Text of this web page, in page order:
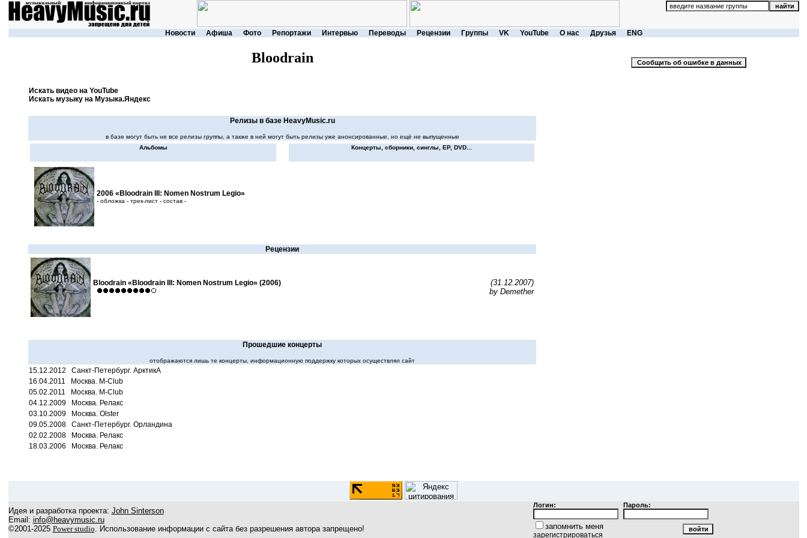
Новости Афиша Фото Репортажи Интервью Переводы Рецензии Группы VK YouTube О нас Друзья ENG
Bloodrain
Искать видео на YouTube
Искать музыку на Музыка.Яндекс
Релизы в базе HeavyMusic.ru
в базе могут быть не все релизы группы, а также в ней могут быть релизы уже анонсированные, но ещё не выпущенные
Альбомы
Концерты, сборники, синглы, EP, DVD...
2006 «Bloodrain III: Nomen Nostrum Legio»
- обложка - трек-лист - состав -
Рецензии
Bloodrain «Bloodrain III: Nomen Nostrum Legio» (2006)
(31.12.2007)
by Demether
Прошедшие концерты
отображаются лишь те концерты, информационную поддержку которых осуществлял сайт
15.12.2012 Санкт-Петербург. АрктикА
16.04.2011 Москва. М-Club
05.02.2011 Москва. М-Club
04.12.2009 Москва. Релакс
03.10.2009 Москва. Olster
09.05.2008 Санкт-Петербург. Орландина
02.02.2008 Москва. Релакс
18.03.2006 Москва. Релакс
Идея и разработка проекта: John Sinterson
Email: info@heavymusic.ru
©2001-2025 Power studio. Использование информации с сайта без разрешения автора запрещено!
Логин: Пароль:
запомнить меня
зарегистрироваться